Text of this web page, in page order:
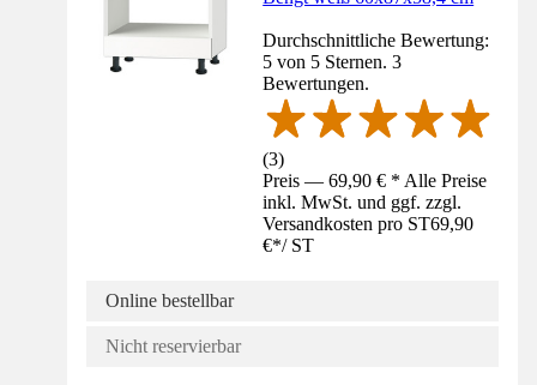
Durchschnittliche Bewertung:
5 von 5 Sternen. 3
Bewertungen.
(3)
Preis — 69,90 € * Alle Preise
inkl. MwSt. und ggf. zzgl.
Versandkosten pro ST69,90
€*/ ST
Online bestellbar
Nicht reservierbar